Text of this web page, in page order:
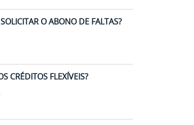
O ABONO DE FALTAS?
CRÉDITOS FLEXÍVEIS?